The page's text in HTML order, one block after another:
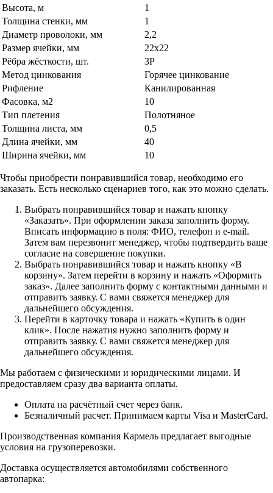
Высота, м
1
Толщина стенки, мм
1
Диаметр проволоки, мм
2,2
Размер ячейки, мм
22х22
Рёбра жёсткости, шт.
3Р
Метод цинкования
Горячее цинкование
Рифление
Канилированная
Фасовка, м2
10
Тип плетения
Полотняное
Толщина листа, мм
0,5
Длина ячейки, мм
40
Ширина ячейки, мм
10
Чтобы приобрести понравившийся товар, необходимо его
заказать. Есть несколько сценариев того, как это можно сделать.
Выбрать понравившийся товар и нажать кнопку
«Заказать». При оформлении заказа заполнить форму.
Вписать информацию в поля: ФИО, телефон и e-mail.
Затем вам перезвонит менеджер, чтобы подтвердить ваше
согласие на совершение покупки.
Выбрать понравившийся товар и нажать кнопку «В
корзину». Затем перейти в корзину и нажать «Оформить
заказ». Далее заполнить форму с контактными данными и
отправить заявку. С вами свяжется менеджер для
дальнейшего обсуждения.
Перейти в карточку товара и нажать «Купить в один
клик». После нажатия нужно заполнить форму и
отправить заявку. С вами свяжется менеджер для
дальнейшего обсуждения.
Мы работаем с физическими и юридическими лицами. И
предоставляем сразу два варианта оплаты.
Оплата на расчётный счет через банк.
Безналичный расчет. Принимаем карты Visa и MasterCard.
Производственная компания Кармель предлагает выгодные
условия на грузоперевозки.
Доставка осуществляется автомобилями собственного
автопарка: